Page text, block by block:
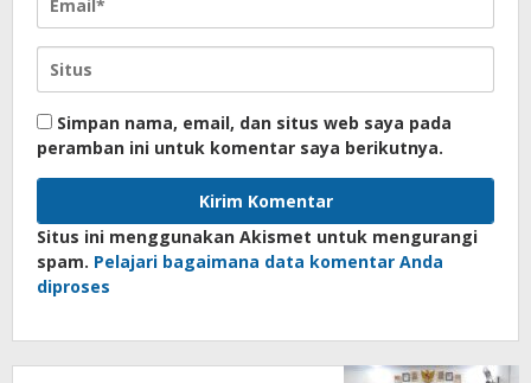
Simpan nama, email, dan situs web saya pada
peramban ini untuk komentar saya berikutnya.
Situs ini menggunakan Akismet untuk mengurangi
spam. Pelajari bagaimana data komentar Anda
diproses